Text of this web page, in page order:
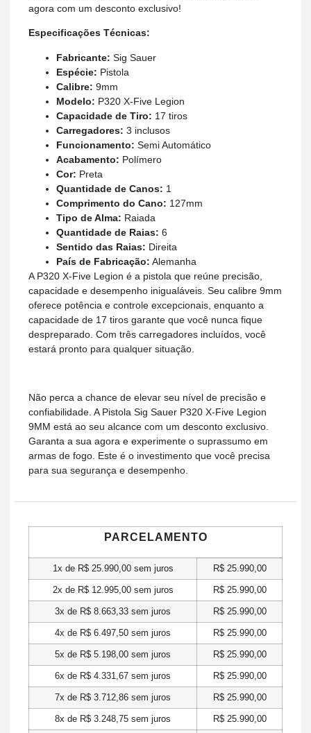
agora com um desconto exclusivo!
Especificações Técnicas:
Fabricante: Sig Sauer
Espécie: Pistola
Calibre: 9mm
Modelo: P320 X-Five Legion
Capacidade de Tiro: 17 tiros
Carregadores: 3 inclusos
Funcionamento: Semi Automático
Acabamento: Polímero
Cor: Preta
Quantidade de Canos: 1
Comprimento do Cano: 127mm
Tipo de Alma: Raiada
Quantidade de Raias: 6
Sentido das Raias: Direita
País de Fabricação: Alemanha
A P320 X-Five Legion é a pistola que reúne precisão,
capacidade e desempenho inigualáveis. Seu calibre 9mm
oferece potência e controle excepcionais, enquanto a
capacidade de 17 tiros garante que você nunca fique
despreparado. Com três carregadores incluídos, você
estará pronto para qualquer situação.
Não perca a chance de elevar seu nível de precisão e
confiabilidade. A Pistola Sig Sauer P320 X-Five Legion
9MM está ao seu alcance com um desconto exclusivo.
Garanta a sua agora e experimente o suprassumo em
armas de fogo. Este é o investimento que você precisa
para sua segurança e desempenho.
PARCELAMENTO
1x de R$25.990,00sem juros R$25.990,00
2x de R$12.995,00sem juros R$25.990,00
3x de R$ 8.663,33 sem juros R$25.990,00
4x de R$ 6.497,50 sem juros R$25.990,00
5x de R$ 5.198,00 sem juros R$25.990,00
6x de R$ 4.331,67 sem juros R$25.990,00
7x de R$ 3.712,86 sem juros R$25.990,00
8x de R$ 3.248,75 sem juros R$25.990,00